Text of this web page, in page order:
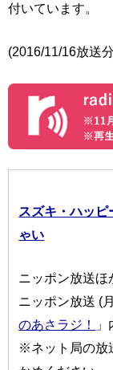
付いています。
(2016/11/16放送
スズキ・ハッ
ゃい
ニッポン放送ほ
ニッポン放送 (
のあさラジ！
」
※ネット局の放